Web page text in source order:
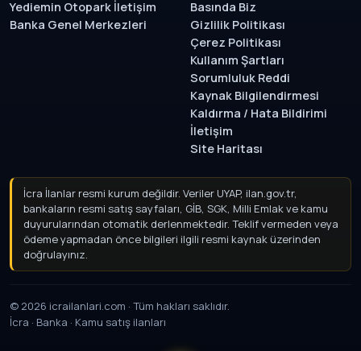
Yediemin Otopark İletişim
Banka Genel Merkezleri
Basında Biz
Gizlilik Politikası
Çerez Politikası
Kullanım Şartları
Sorumluluk Reddi
Kaynak Bilgilendirmesi
Kaldırma / Hata Bildirimi
İletişim
Site Haritası
İcra İlanlar resmi kurum değildir. Veriler UYAP, ilan.gov.tr,
bankaların resmi satış sayfaları, GİB, SGK, Milli Emlak ve kamu
duyurularından otomatik derlenmektedir. Teklif vermeden veya
ödeme yapmadan önce bilgileri ilgili resmi kaynak üzerinden
doğrulayınız.
© 2026 icrailanlari.com · Tüm hakları saklıdır.
İcra · Banka · Kamu satış ilanları